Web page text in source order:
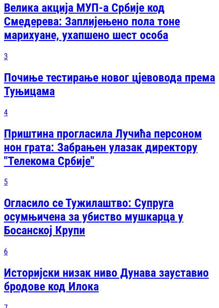
Велика акција МУП-а Србије код
Смедерева: Заплијењено пола тоне
марихуане, ухапшено шест особа
3
Почиње тестирање новог цјевовода према
Туњицама
4
Приштина прогласила Лучића персоном
нон грата: Забрањен улазак директору
"Телекома Србије"
5
Огласило се Тужилаштво: Супруга
осумњичена за убиство мушкарца у
Босанској Крупи
6
Историјски низак ниво Дунава зауставио
бродове код Илока